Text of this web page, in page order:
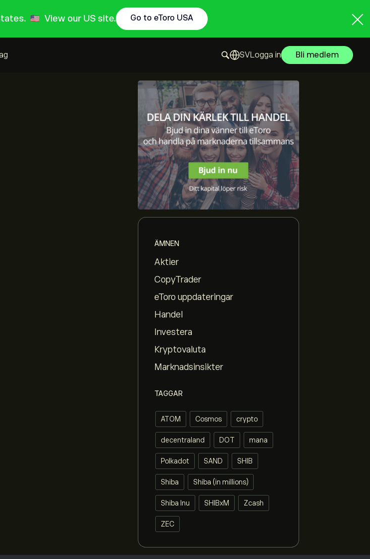
View our US site. Go to eToro USA
Logga in Bli medlem
ÄMNEN
Aktier
CopyTrader
eToro uppdateringar
Handel
Investera
Kryptovaluta
Marknadsinsikter
TAGGAR
ATOM Cosmos crypto
decentraland DOT mana
Polkadot SAND SHIB
Shiba Shiba (in millions)
Shiba Inu SHIBxM Zcash
ZEC